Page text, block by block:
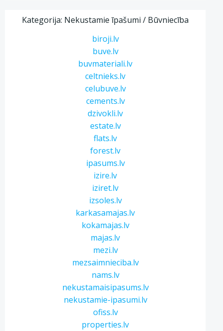
Kategorija: Nekustamie īpašumi / Būvniecība
biroji.lv
buve.lv
buvmateriali.lv
celtnieks.lv
celubuve.lv
cements.lv
dzivokli.lv
estate.lv
flats.lv
forest.lv
ipasums.lv
izire.lv
iziret.lv
izsoles.lv
karkasamajas.lv
kokamajas.lv
majas.lv
mezi.lv
mezsaimnieciba.lv
nams.lv
nekustamaisipasums.lv
nekustamie-ipasumi.lv
ofiss.lv
properties.lv